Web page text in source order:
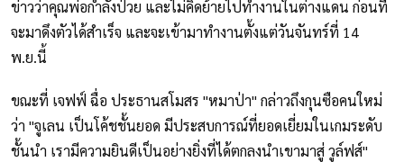
ข่าวว่าคุณพ่อกำลังป่วย และไม่คิดย้ายไปทำงานในต่างแดน ก่อนที่
จะมาดึงตัวได้สำเร็จ และจะเข้ามาทำงานตั้งแต่วันจันทร์ที่ 14
พ.ย.นี้
ขณะที่ เจฟฟ์ ฉื่อ ประธานสโมสร "หมาป่า" กล่าวถึงกุนซือคนใหม่
ว่า "จูเลน เป็นโค้ชชั้นยอด มีประสบการณ์ที่ยอดเยี่ยมในเกมระดับ
ชั้นนำ เรามีความยินดีเป็นอย่างยิ่งที่ได้ตกลงนำเขามาสู่ วูล์ฟส์"